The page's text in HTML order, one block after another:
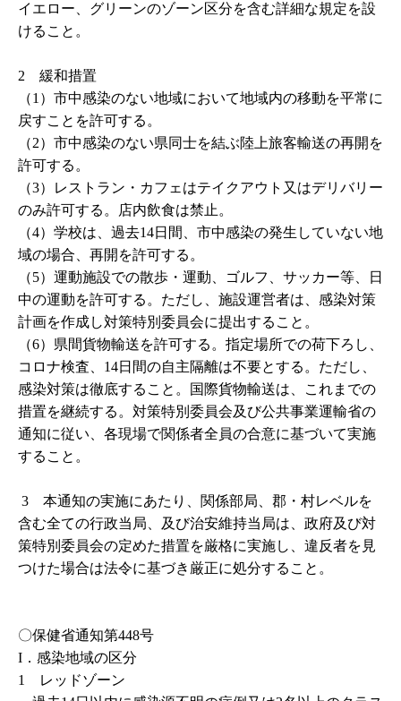
イエロー、グリーンのゾーン区分を含む詳細な規定を設
けること。
2 緩和措置
（1）市中感染のない地域において地域内の移動を平常に
戻すことを許可する。
（2）市中感染のない県同士を結ぶ陸上旅客輸送の再開を
許可する。
（3）レストラン・カフェはテイクアウト又はデリバリー
のみ許可する。店内飲食は禁止。
（4）学校は、過去14日間、市中感染の発生していない地
域の場合、再開を許可する。
（5）運動施設での散歩・運動、ゴルフ、サッカー等、日
中の運動を許可する。ただし、施設運営者は、感染対策
計画を作成し対策特別委員会に提出すること。
（6）県間貨物輸送を許可する。指定場所での荷下ろし、
コロナ検査、14日間の自主隔離は不要とする。ただし、
感染対策は徹底すること。国際貨物輸送は、これまでの
措置を継続する。対策特別委員会及び公共事業運輸省の
通知に従い、各現場で関係者全員の合意に基づいて実施
すること。
3 本通知の実施にあたり、関係部局、郡・村レベルを
含む全ての行政当局、及び治安維持当局は、政府及び対
策特別委員会の定めた措置を厳格に実施し、違反者を見
つけた場合は法令に基づき厳正に処分すること。
〇保健省通知第448号
I ．感染地域の区分
1 レッドゾーン